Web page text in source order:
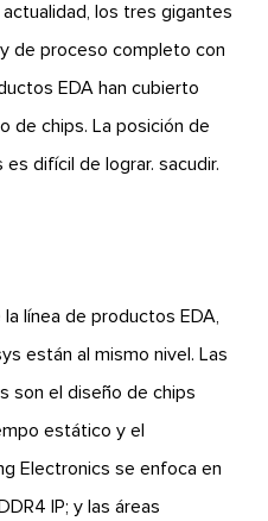
los tres gigantes
de proceso completo con
EDA han cubierto
de chips. La posición de
difícil de lograr. sacudir.
línea de productos EDA,
están al mismo nivel. Las
son el diseño de chips
estático y el
Electronics se enfoca en
IP; y las áreas